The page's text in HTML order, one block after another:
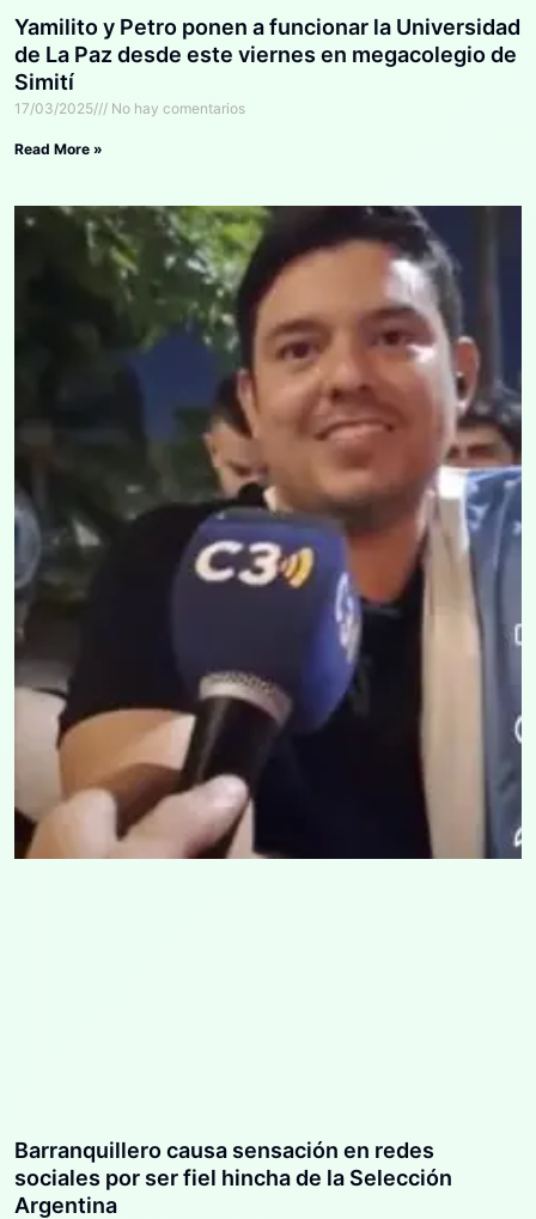
Yamilito y Petro ponen a funcionar la Universidad
de La Paz desde este viernes en megacolegio de
Simití
17/03/2025 No hay comentarios
Read More »
Barranquillero causa sensación en redes
sociales por ser fiel hincha de la Selección
Argentina